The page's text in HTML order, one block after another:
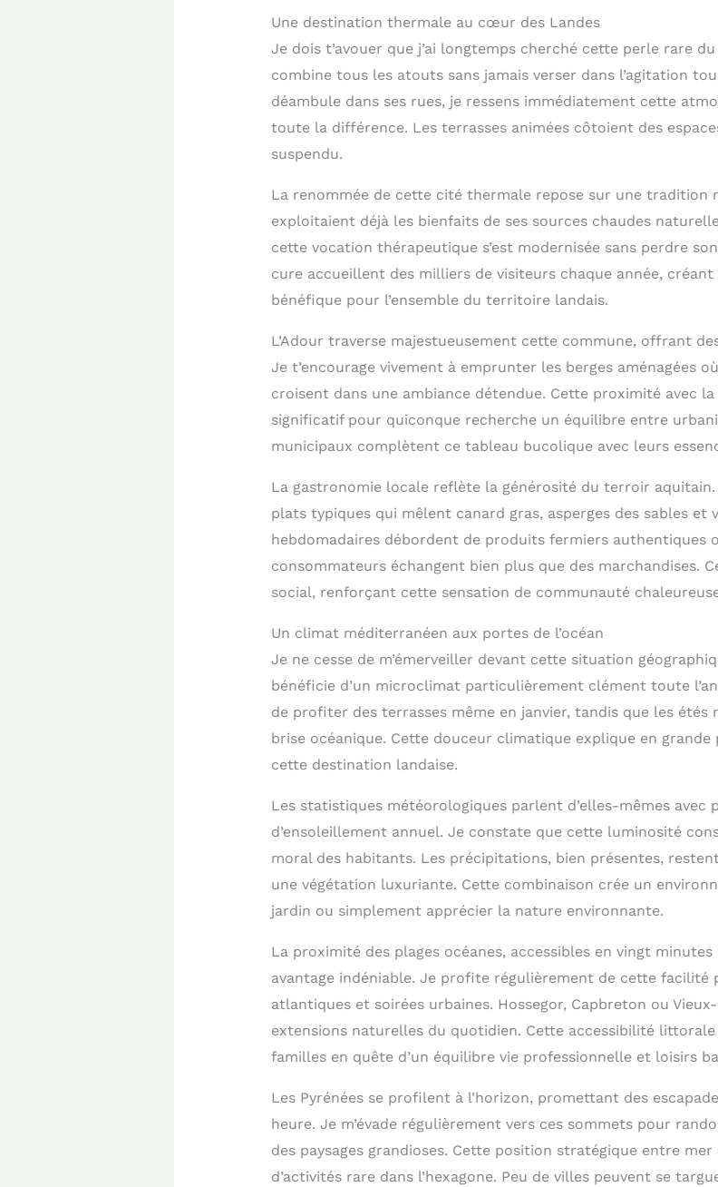
Une destination thermale au cœur des Landes
Je dois t’avouer que j’ai longtemps cherché cette perle rare
combine tous les atouts sans jamais verser dans l’agitation
déambule dans ses rues, je ressens immédiatement cette
toute la différence. Les terrasses animées côtoient des
suspendu.
La renommée de cette cité thermale repose sur une tradition
exploitaient déjà les bienfaits de ses sources chaudes
cette vocation thérapeutique s’est modernisée sans perdre
cure accueillent des milliers de visiteurs chaque année,
bénéfique pour l’ensemble du territoire landais.
L’Adour traverse majestueusement cette commune, offrant
Je t’encourage vivement à emprunter les berges aménagées
croisent dans une ambiance détendue. Cette proximité avec
significatif pour quiconque recherche un équilibre entre
municipaux complètent ce tableau bucolique avec leurs
La gastronomie locale reflète la générosité du terroir
plats typiques qui mêlent canard gras, asperges des sables et
hebdomadaires débordent de produits fermiers authentiques
consommateurs échangent bien plus que des marchandises.
social, renforçant cette sensation de communauté
Un climat méditerranéen aux portes de l’océan
Je ne cesse de m’émerveiller devant cette situation
bénéficie d’un microclimat particulièrement clément toute
de profiter des terrasses même en janvier, tandis que les
brise océanique. Cette douceur climatique explique en
cette destination landaise.
Les statistiques météorologiques parlent d’elles-mêmes avec
d’ensoleillement annuel. Je constate que cette luminosité
moral des habitants. Les précipitations, bien présentes,
une végétation luxuriante. Cette combinaison crée un
jardin ou simplement apprécier la nature environnante.
La proximité des plages océanes, accessibles en vingt
avantage indéniable. Je profite régulièrement de cette facilité
atlantiques et soirées urbaines. Hossegor, Capbreton ou
extensions naturelles du quotidien. Cette accessibilité
familles en quête d’un équilibre vie professionnelle et loisirs
Les Pyrénées se profilent à l’horizon, promettant des
heure. Je m’évade régulièrement vers ces sommets pour
des paysages grandioses. Cette position stratégique entre
d’activités rare dans l’hexagone. Peu de villes peuvent se